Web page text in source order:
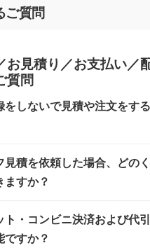
ご質問
お見積り／お支払い／
質問
をしないで見積や注文をす
。見積・注文フォームにて
』ボタンからお進みのうえ
見積を依頼した場合、どの
ますか？
営業日までにお送りしてお
よっては、お時間をいただ
ト・コンビニ決済および代
ですか？